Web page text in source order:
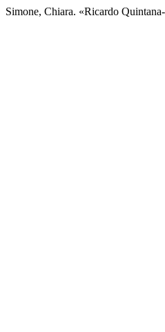
Simone, Chiara. «Ricardo